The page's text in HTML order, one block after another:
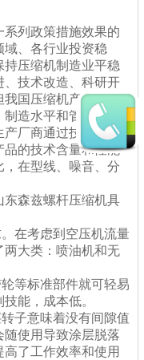
系列政策措施效果的
域、各行业投资稳
持压缩机制造业平稳
技术改造、科研开
国压缩机产品关键
造水平和管理水平
产厂商通过技术引
的技术含量和性能
，在型线、噪音、分
森兹螺杆压缩机具
在考虑到空压机流量
大类：喷油机和无
等标准部件就可轻易
能，成本低。
子意味着没有间隙值
使用导致涂层脱落
了工作效率和使用